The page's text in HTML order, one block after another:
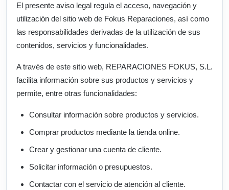
El presente aviso legal regula el acceso, navegación y
utilización del sitio web de Fokus Reparaciones, así como
las responsabilidades derivadas de la utilización de sus
contenidos, servicios y funcionalidades.
A través de este sitio web, REPARACIONES FOKUS, S.L.
facilita información sobre sus productos y servicios y
permite, entre otras funcionalidades:
Consultar información sobre productos y servicios.
Comprar productos mediante la tienda online.
Crear y gestionar una cuenta de cliente.
Solicitar información o presupuestos.
Contactar con el servicio de atención al cliente.